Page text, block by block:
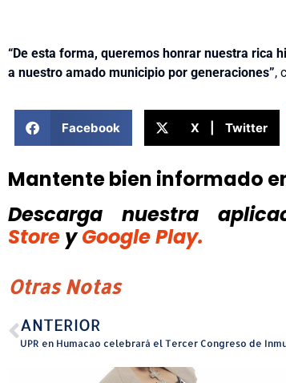
“De esta forma, queremos honrar nuestra rica
a nuestro amado municipio por generaciones”,
Facebook X | Twitter
Mantente bien informado
Descarga nuestra
Store y Google Play.
Otras Notas
ANTERIOR